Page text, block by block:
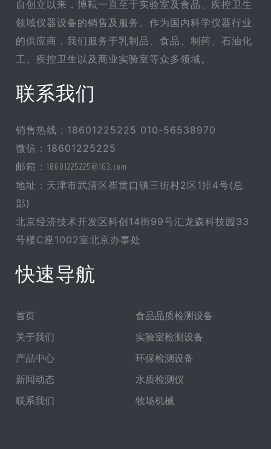
自创立以来，博耘一直至于实验室及食品、疾控卫生
领域仪器设备的销售及服务。作为国内科学仪器行业
的供应商，我们服务于乳制品、食品、制药、石油化
工、疾控卫生以及商业实验室等众多领域。
联系我们
销售热线 : 18601225225 010-56538970
微信 : 18601225225
邮箱 : 18601225225@163.com
地址 : 天津市武清区崔黄口镇三街村2区1排4号(总
部)
北京经济技术开发区科创14街99号汇龙森科技园33
号楼C座1002室北京办事处
快速导航
首页
关于我们
产品中心
新闻动态
联系我们
食品品质检测设备
实验室检测设备
环保检测设备
水质检测仪
牧场机械